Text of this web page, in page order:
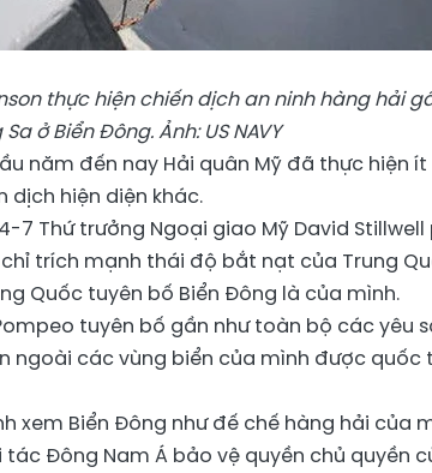
thực hiện chiến dịch an ninh hàng hải
ở Biển Đông. Ảnh: US NAVY
năm đến nay Hải quân Mỹ đã thực hiện
dịch hiện diện khác.
7 Thứ trưởng Ngoại giao Mỹ David
trích mạnh thái độ bắt nạt của Trung
Quốc tuyên bố Biển Đông là của mình.
tuyên bố gần như toàn bộ cácyêu
ngoài các vùng biển của mình được quốc
xem Biển Đông như đế chế hàng hải của
Đông Nam Á bảo vệ quyền chủ quyền